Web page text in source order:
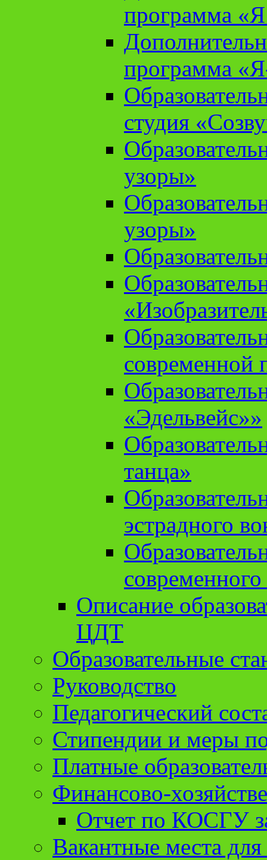
программа «Я
программа
студия
узоры»
узоры»
современной
«Эдельвейс»»
танца»
эстрадного
Описание
ЦДТ
Образовательные
Руководство
Педагогический
Стипендии и меры
Платные
Финансово-
Отчет по КОСГУ
Вакантные места